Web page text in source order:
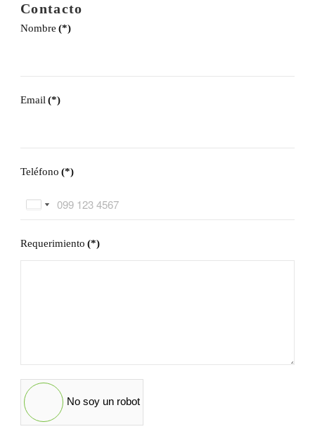
Contacto
Nombre (*)
Email (*)
Teléfono (*)
Ecuador
United
+1
Requerimiento (*)
No soy un robot